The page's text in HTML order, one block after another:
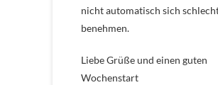
nicht automatisch sich
benehmen.
Liebe Grüße und einen guten
Wochenstart